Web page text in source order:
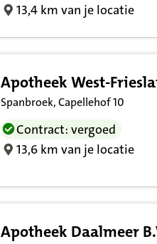
13,4 km van je locatie
Apotheek West-
Spanbroek, Capellehof 10
Contract: vergoed
13,6 km van je locatie
Apotheek Daalmeer